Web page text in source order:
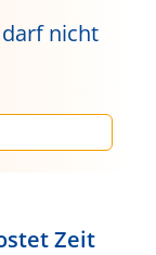
nicht
Zeit